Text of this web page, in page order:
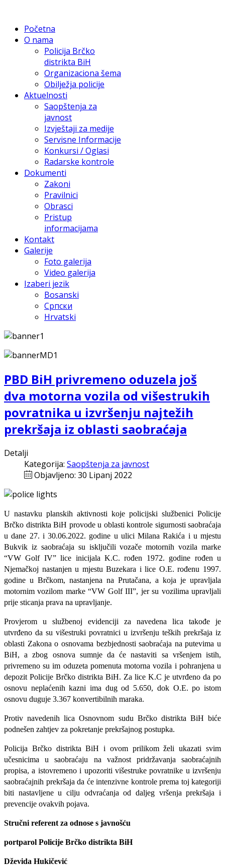
Početna
O nama
Policija Brčko
distrikta BiH
Organizaciona šema
Obilježja policije
Aktuelnosti
Saopštenja za
javnost
Izvještaji za medije
Servisne Informacije
Konkursi / Oglasi
Radarske kontrole
Dokumenti
Zakoni
Pravilnici
Obrasci
Pristup
informacijama
Kontakt
Galerije
Foto galerija
Video galerija
Izaberi jezik
Bosanski
Српски
Hrvatski
PBD BiH privremeno oduzela još
dva motorna vozila od višestrukih
povratnika u izvršenju najtežih
prekršaja iz oblasti saobraćaja
Detalji
Kategorija: Saopštenja za javnost
Objavljeno: 30 Lipanj 2022
U nastavku planskih aktivnosti koje policijski službenici Policije
Brčko distrikta BiH provode u oblasti kontrole sigurnosti saobraćaja
u dane 27. i 30.06.2022. godine u ulici Milana Rakića i u mjestu
Bukvik iz saobraćaja su isključili vozače motornih vozila marke
“VW Golf IV” lice inicijala K.C. rođen 1972. godine rođen u
Njemačkoj nastanjen u mjestu Buzekara i lice O.E. rođenu 1997.
godine u Brčkom, nastanjena na Prutačana, a koja je upravljala
motornim vozilom marke “VW Golf III”, jer su vozilima upravljali
prije sticanja prava na upravljanje.
Provjerom u službenoj evidenciji za navedena lica takođe je
utvrđeno da su višestruki povratnici u izvršenju teških prekršaja iz
oblasti Zakona o osnovama bezbjednosti saobraćaja na putevima u
BiH, a zbog osnova sumnje da će nastaviti sa vršenjem istih,
privremeno su im oduzeta pomenuta motorna vozila i pohranjena u
depozit Policije Brčko distrikta BiH. Za lice K.C je utvrđeno da po
osnovu neplaćenih kazni ima dug od 5.650, dok O.E. po istom
osnovu duguje 3.367 konvertibilnih maraka.
Protiv navedenih lica Osnovnom sudu Brčko distrikta BiH biće
podnešen zahtjev za pokretanje prekršajnog postupka.
Policija Brčko distrikta BiH i ovom prilikom želi ukazati svim
učesnicima u saobraćaju na važnost pridržavanja saobraćajnih
propisa, a istovremeno i upozoriti višestruke povratnike u izvršenju
saobraćajnih prekršaja da će intenzivne kontrole prema toj kategoriji
biti nastavljene u cilju odvraćanja od daljeg vršenja prekršaja i
prevencije ovakvih pojava.
Stručni referent za odnose s javnošću
portparol Policije Brčko distrikta BiH
Dževida Hukičević